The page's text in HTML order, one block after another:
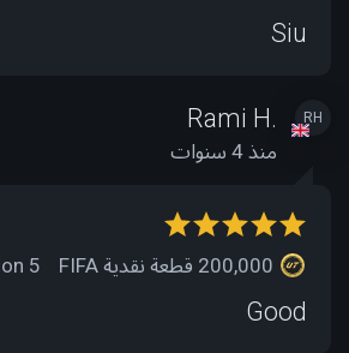
Siu
RH
Rami H.
منذ 4 سنوات
5
Good